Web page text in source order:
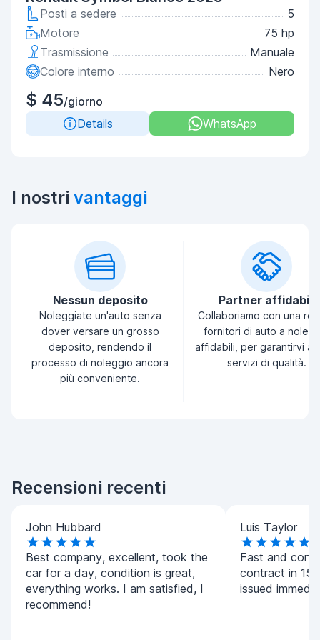
Posti a sedere
5
Motore
75 hp
Trasmissione
Manuale
Colore interno
Nero
$ 45/giorno
Details
WhatsApp
I nostri vantaggi
Nessun deposito
Noleggiate un'auto senza
dover versare un grosso
deposito, rendendo il
processo di noleggio ancora
più conveniente.
Partner affidabili
Collaboriamo con una
fornitori di auto a
affidabili, per garantirvi
servizi di qualità.
Recensioni recenti
John Hubbard
Best company, excellent, took the
car for a day, condition is great,
everything works. I am satisfied, I
recommend!
Luis Taylor
Fast and
contract in 15
issued